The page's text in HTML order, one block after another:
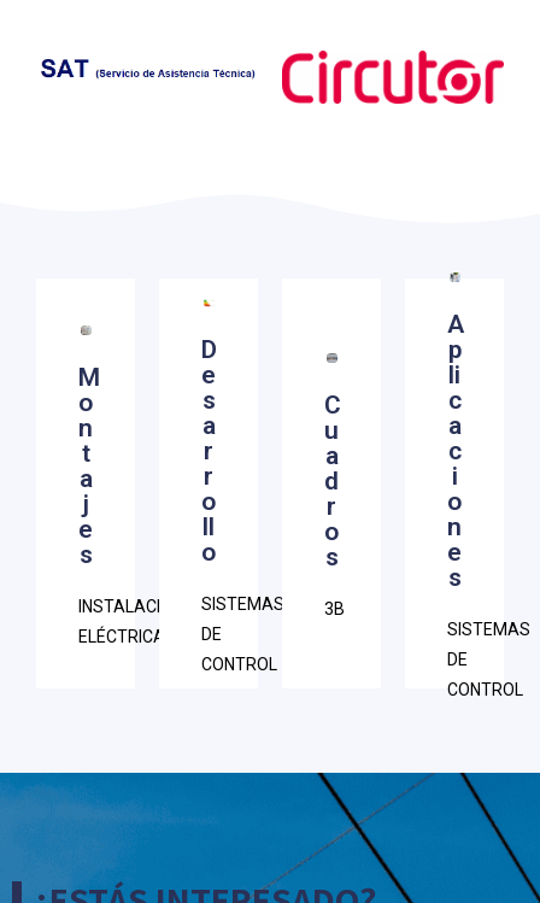
M
o
n
t
a
j
e
s
INSTALACIONES
ELÉCTRICAS
D
e
s
a
r
r
o
ll
o
SISTEMAS
DE
CONTROL
EFICIENCIA
ENERGÉTICA
PROYECTOS
ELÉCTRICOS
ESTUDIOS
PLANIFICACIÓN
C
u
a
d
r
o
s
3B
DISTRIBUCIÓN
POTENCIA
AUTOMATIZACIÓN
A
p
li
c
a
c
i
o
n
e
s
SISTEMAS
DE
CONTROL
PROGRAMACIÓN
PROGRAMACIÓN
AUTÓMATAS
SISTEMAS